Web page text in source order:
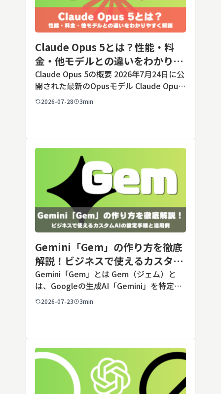
Claude Opus 5とは？性能・料
金・他モデルとの違いをわかりや
すく解説
Claude Opus 5の概要 2026年7月24日に公
開された最新のOpusモデル Claude Opus
5は、米国のAI企業Anthropic（アンソロピ
2026-07-28 3min
Gemini「Gem」の作り方を徹底
解説！ビジネスで使えるカスタム
AIの設定手順と活用例
Gemini「Gem」とは Gem（ジェム）と
は、Googleの生成AI「Gemini」を特定の
用途に合わせてカスタマイズできる機能で
2026-07-23 3min